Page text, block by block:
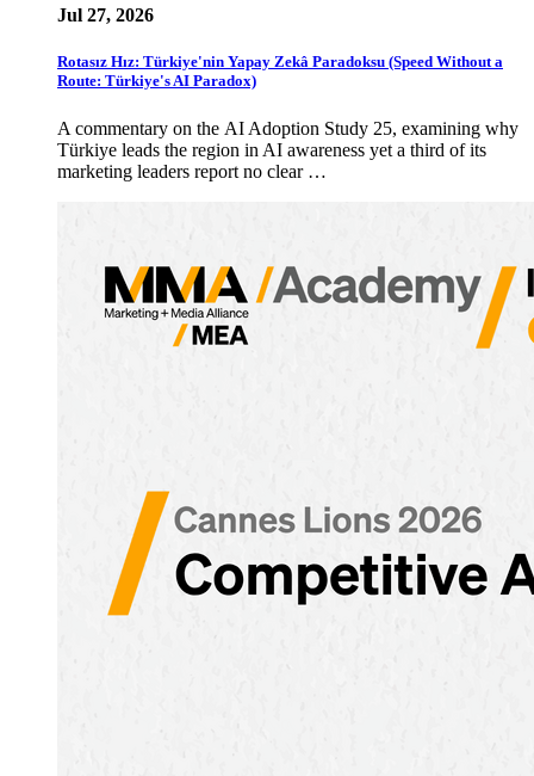
Jul 27, 2026
Rotasız Hız: Türkiye'nin Yapay Zekâ Paradoksu (Speed Without a
Route: Türkiye's AI Paradox)
A commentary on the AI Adoption Study 25, examining why
Türkiye leads the region in AI awareness yet a third of its
marketing leaders report no clear …